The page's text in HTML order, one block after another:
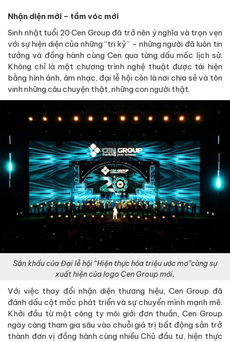
Nhận diện mới – tầm vóc mới
Sinh nhật tuổi 20 Cen Group đã trở nên ý nghĩa và trọn vẹn
với sự hiện diện của những “tri kỷ” - những người đã luôn tin
tưởng và đồng hành cùng Cen qua từng dấu mốc lịch sử.
Không chỉ là một chương trình nghệ thuật được tái hiện
bằng hình ảnh, âm nhạc, đại lễ hội còn là nơi chia sẻ và tôn
vinh những câu chuyện thật, những con người thật.
Sân khấu của Đại lễ hội “Hiện thực hóa triệu ước mơ”cùng sự
xuất hiện của logo Cen Group mới.
Với việc thay đổi nhận diện thương hiệu, Cen Group đã
đánh dấu cột mốc phát triển và sự chuyển mình mạnh mẽ.
Khởi đầu từ một công ty môi giới đơn thuần, Cen Group
ngày càng tham gia sâu vào chuỗi giá trị bất động sản trở
thành đơn vị đồng hành cùng nhiều Chủ đầu tư, hiện thực